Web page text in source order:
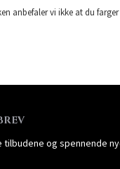
anbefaler vi ikke at du
tilbudene og spennende